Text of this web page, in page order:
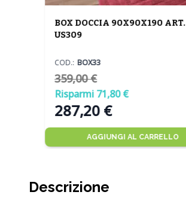
BOX DOCCIA 90X90X190 ART.
US309
359,00 €
Risparmi 71,80 €
Prezzo speciale
287,20 €
COD.: BOX33
AGGIUNGI AL CARRELLO
Descrizione